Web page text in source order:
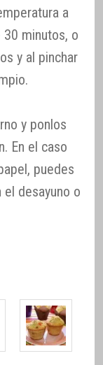
a
30 minutos, o
y al pinchar
y ponlos
En el caso
puedes
desayuno o